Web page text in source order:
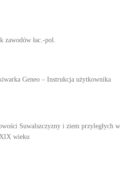
zawodów łac.-pol.
Geneo – Instrukcja użytkownika
Suwalszczyzny i ziem przyległych w
wieku